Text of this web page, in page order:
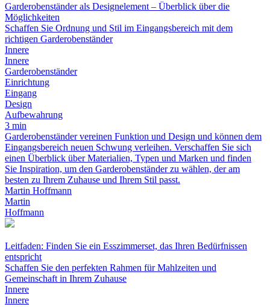
Garderobenständer als Designelement – Überblick über die
Möglichkeiten
Schaffen Sie Ordnung und Stil im Eingangsbereich mit dem
richtigen Garderobenständer
Innere
Innere
Garderobenständer
Einrichtung
Eingang
Design
Aufbewahrung
3 min
Garderobenständer vereinen Funktion und Design und können dem
Eingangsbereich neuen Schwung verleihen. Verschaffen Sie sich
einen Überblick über Materialien, Typen und Marken und finden
Sie Inspiration, um den Garderobenständer zu wählen, der am
besten zu Ihrem Zuhause und Ihrem Stil passt.
Martin Hoffmann
Martin
Hoffmann
Leitfaden: Finden Sie ein Esszimmerset, das Ihren Bedürfnissen
entspricht
Schaffen Sie den perfekten Rahmen für Mahlzeiten und
Gemeinschaft in Ihrem Zuhause
Innere
Innere